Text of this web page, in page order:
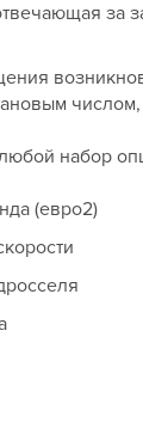
за
набор
(евро2)